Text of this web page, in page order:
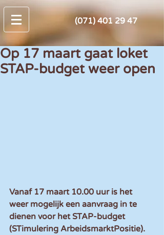
(071) 401 29 47
Op 17 maart gaat loket
STAP-budget weer open
Vanaf 17 maart 10.00 uur is het
weer mogelijk een aanvraag in te
dienen voor het STAP-budget
(STimulering ArbeidsmarktPositie).